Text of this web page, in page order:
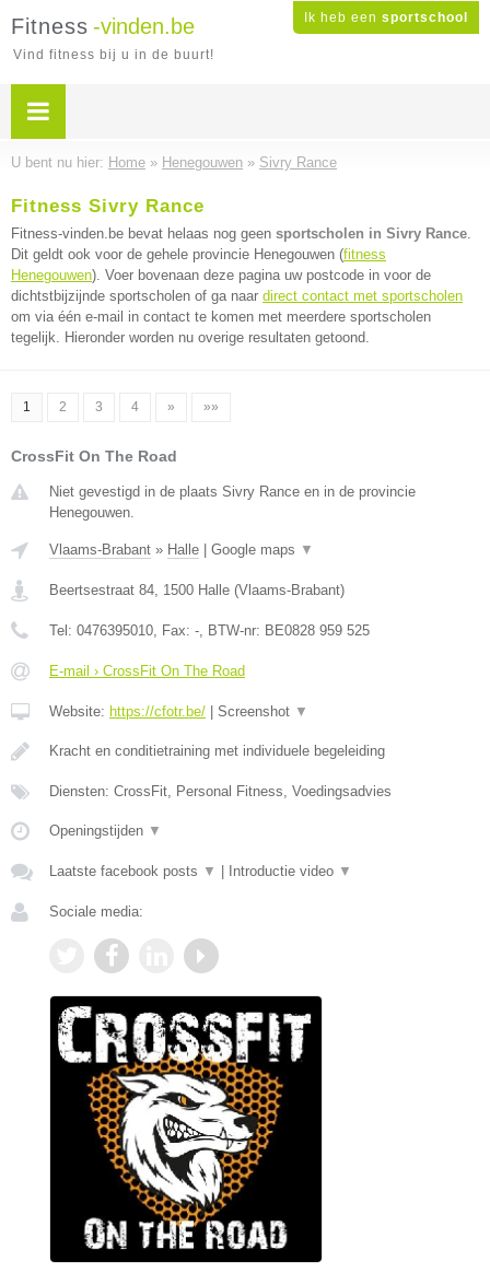
Ik heb een sportschool
Fitness -vinden.be
Vind fitness bij u in de buurt!
U bent nu hier: Home » Henegouwen » Sivry Rance
Fitness Sivry Rance
Fitness-vinden.be bevat helaas nog geen sportscholen in Sivry Rance.
Dit geldt ook voor de gehele provincie Henegouwen (fitness
Henegouwen). Voer bovenaan deze pagina uw postcode in voor de
dichtstbijzijnde sportscholen of ga naar direct contact met sportscholen
om via één e-mail in contact te komen met meerdere sportscholen
tegelijk. Hieronder worden nu overige resultaten getoond.
1 2 3 4 » »»
CrossFit On The Road
Niet gevestigd in de plaats Sivry Rance en in de provincie
Henegouwen.
Vlaams-Brabant » Halle Google maps ▼
Beertsestraat 84, 1500 Halle (Vlaams-Brabant)
Tel: 0476395010, Fax: -, BTW-nr: BE0828 959 525
E-mail › CrossFit On The Road
Website: https://cfotr.be/ Screenshot ▼
Kracht en conditietraining met individuele begeleiding
Diensten: CrossFit, Personal Fitness, Voedingsadvies
Openingstijden ▼
Laatste facebook posts ▼ Introductie video ▼
Sociale media: